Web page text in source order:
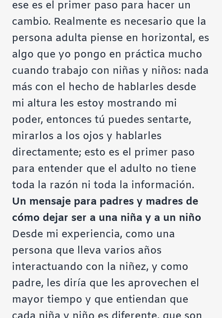
ese es el primer paso para hacer un
cambio. Realmente es necesario que la
persona adulta piense en horizontal, es
algo que yo pongo en práctica mucho
cuando trabajo con niñas y niños: nada
más con el hecho de hablarles desde
mi altura les estoy mostrando mi
poder, entonces tú puedes sentarte,
mirarlos a los ojos y hablarles
directamente; esto es el primer paso
para entender que el adulto no tiene
toda la razón ni toda la información.
Un mensaje para padres y madres de
cómo dejar ser a una niña y a un niño
Desde mi experiencia, como una
persona que lleva varios años
interactuando con la niñez, y como
padre, les diría que les aprovechen el
mayor tiempo y que entiendan que